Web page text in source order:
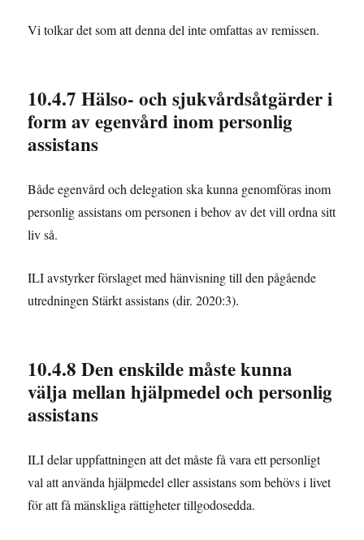
Vi tolkar det som att denna del inte omfattas av remissen.
10.4.7 Hälso- och sjukvårdsåtgärder i
form av egenvård inom personlig
assistans
Både egenvård och delegation ska kunna genomföras inom
personlig assistans om personen i behov av det vill ordna sitt
liv så.
ILI avstyrker förslaget med hänvisning till den pågående
utredningen Stärkt assistans (dir. 2020:3).
10.4.8 Den enskilde måste kunna
välja mellan hjälpmedel och personlig
assistans
ILI delar uppfattningen att det måste få vara ett personligt
val att använda hjälpmedel eller assistans som behövs i livet
för att få mänskliga rättigheter tillgodosedda.